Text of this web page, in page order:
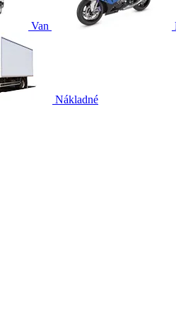
Van
Nákladné